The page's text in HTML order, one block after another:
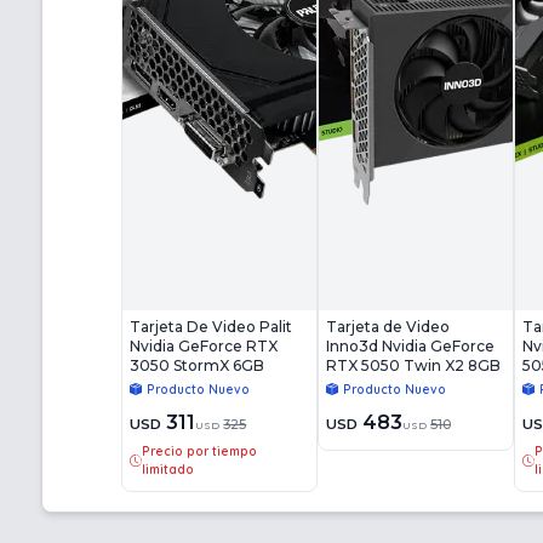
Tarjeta De Video Palit
Nvidia GeForce RTX
3050 StormX 6GB
Producto Nuevo
USD 311 USD 325
Precio por tiempo
limitado
Tarjeta de Video
Inno3d Nvidia GeForce
RTX 5050 Twin X2 8GB
Producto Nuevo
USD 483 USD 510